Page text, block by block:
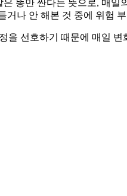
똥만 싼다는 뜻으로, 매
나 안 해본 것 중에 위험
을 선호하기 때문에 매일